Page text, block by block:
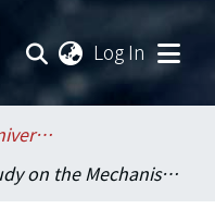
Log In
.National Taiwan University / 國立臺灣大學
Study on the Mechanisms of Osteoporosis Prevented/Treated by Physical Stimulations, Medications (III)